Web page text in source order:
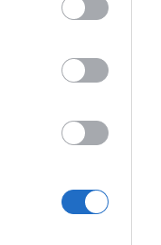
amely
jogát, s azt
a kormány
választások után
kormány és mivel néz